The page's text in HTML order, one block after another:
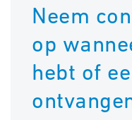
Neem
op
hebt of